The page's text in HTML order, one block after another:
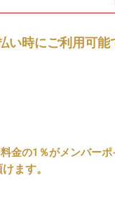
い時にご利用可
金の1％がメンバーポ
ます。